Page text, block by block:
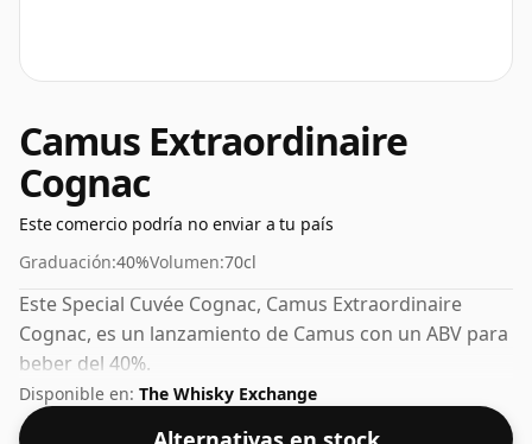
Camus Extraordinaire
Cognac
Este comercio podría no enviar a tu país
Graduación:40%Volumen:70cl
Este Special Cuvée Cognac, Camus Extraordinaire
Cognac, es un lanzamiento de Camus con un ABV para
beber del 40%.
Disponible en: The Whisky Exchange